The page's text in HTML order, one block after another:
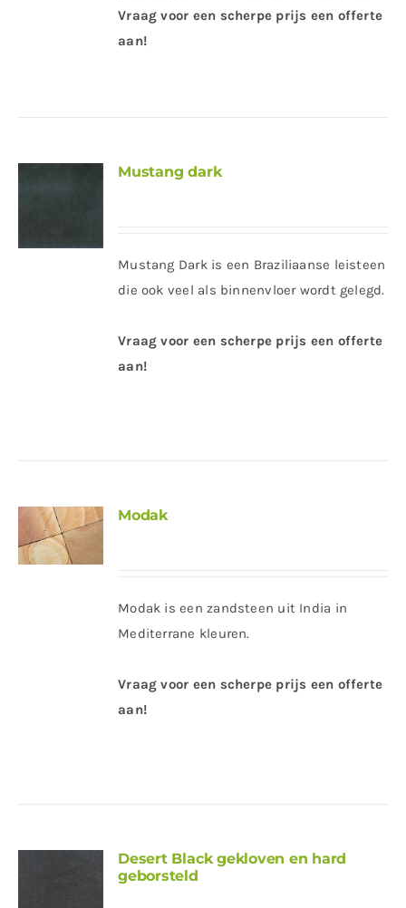
Vraag voor een scherpe prijs een offerte
aan!
Mustang dark
Mustang Dark is een Braziliaanse leisteen
die ook veel als binnenvloer wordt gelegd.
Vraag voor een scherpe prijs een offerte
aan!
Modak
Modak is een zandsteen uit India in
Mediterrane kleuren.
Vraag voor een scherpe prijs een offerte
aan!
Desert Black gekloven en hard
geborsteld